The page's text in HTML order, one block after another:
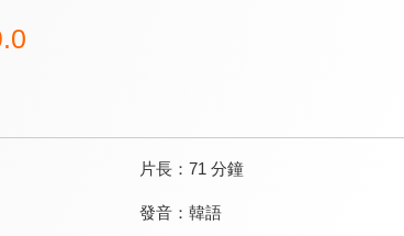
片長： 71 分鐘
發音： 韓語